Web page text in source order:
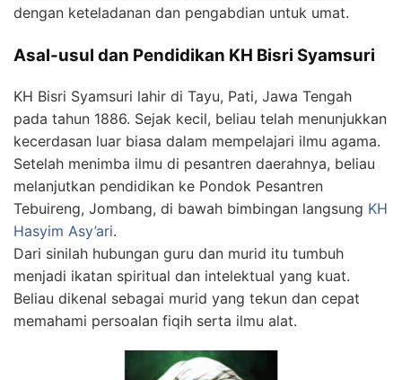
dengan keteladanan dan pengabdian untuk umat.
Asal-usul dan Pendidikan KH Bisri Syamsuri
KH Bisri Syamsuri lahir di Tayu, Pati, Jawa Tengah
pada tahun 1886. Sejak kecil, beliau telah menunjukkan
kecerdasan luar biasa dalam mempelajari ilmu agama.
Setelah menimba ilmu di pesantren daerahnya, beliau
melanjutkan pendidikan ke Pondok Pesantren
Tebuireng, Jombang, di bawah bimbingan langsung KH
Hasyim Asy’ari.
Dari sinilah hubungan guru dan murid itu tumbuh
menjadi ikatan spiritual dan intelektual yang kuat.
Beliau dikenal sebagai murid yang tekun dan cepat
memahami persoalan fiqih serta ilmu alat.